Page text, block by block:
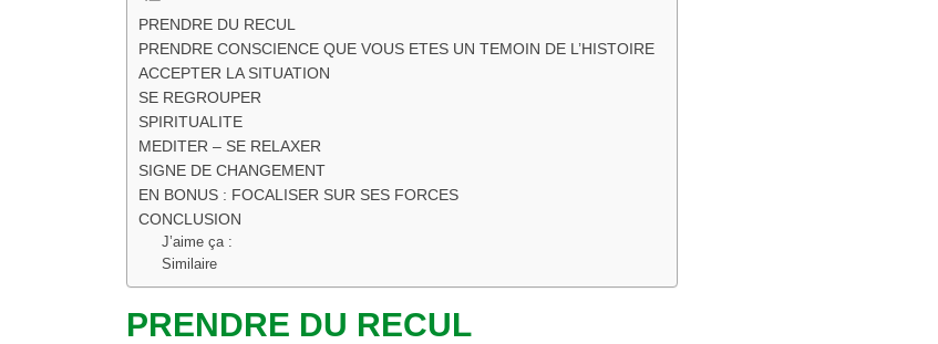
PRENDRE DU RECUL
PRENDRE CONSCIENCE QUE VOUS ETES UN TEMOIN DE L’HISTOIRE
ACCEPTER LA SITUATION
SE REGROUPER
SPIRITUALITE
MEDITER – SE RELAXER
SIGNE DE CHANGEMENT
EN BONUS : FOCALISER SUR SES FORCES
CONCLUSION
J’aime ça :
Similaire
PRENDRE DU RECUL